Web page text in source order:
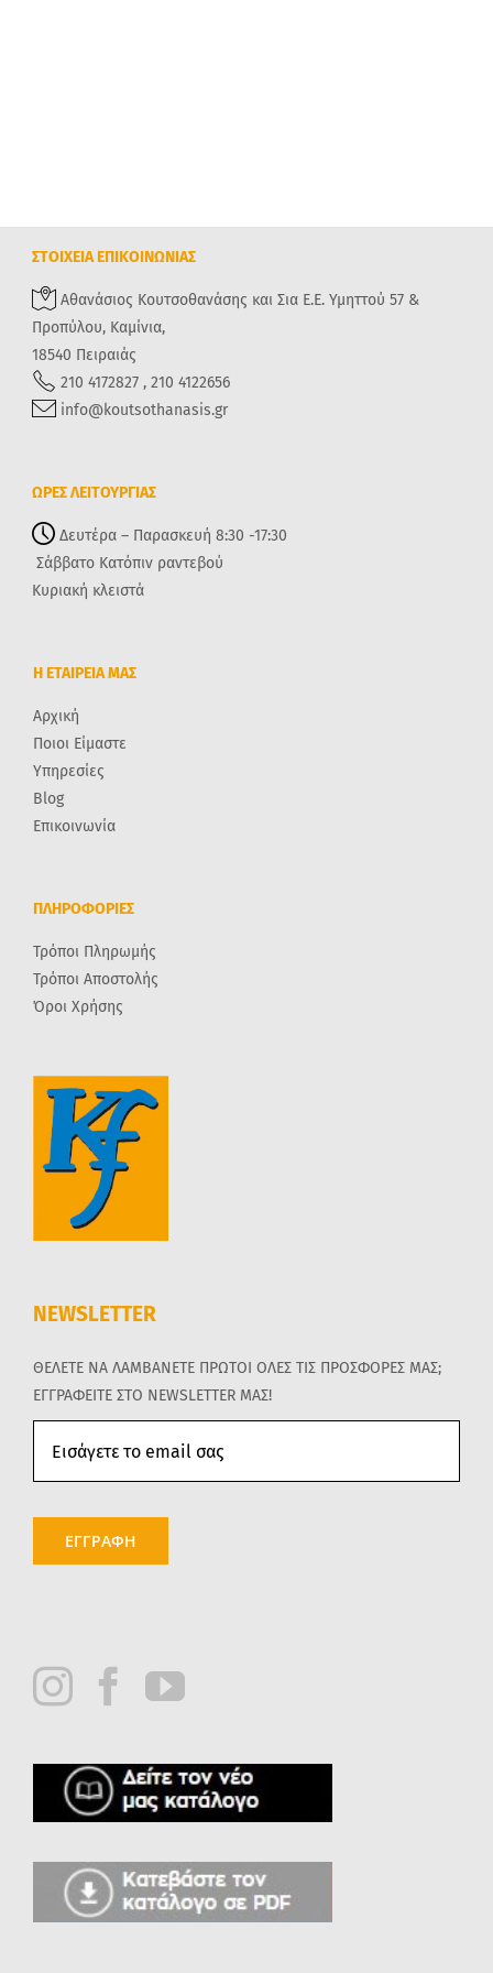
ΣΤΟΙΧΕΙΑ ΕΠΙΚΟΙΝΩΝΙΑΣ
Αθανάσιος Κουτσοθανάσης και Σια Ε.Ε. Υμηττού 57 &
Προπύλου, Καμίνια,
18540 Πειραιάς
210 4172827 , 210 4122656
info@koutsothanasis.gr
ΩΡΕΣ ΛΕΙΤΟΥΡΓΙΑΣ
Δευτέρα – Παρασκευή 8:30 -17:30
Σάββατο Κατόπιν ραντεβού
Κυριακή κλειστά
Η ΕΤΑΙΡΕΙΑ ΜΑΣ
Αρχική
Ποιοι Είμαστε
Υπηρεσίες
Blog
Επικοινωνία
ΠΛΗΡΟΦΟΡΙΕΣ
Τρόποι Πληρωμής
Τρόποι Αποστολής
Όροι Χρήσης
NEWSLETTER
ΘΕΛΕΤΕ ΝΑ ΛΑΜΒΑΝΕΤΕ ΠΡΩΤΟΙ ΟΛΕΣ ΤΙΣ ΠΡΟΣΦΟΡΕΣ ΜΑΣ;
ΕΓΓΡΑΦΕΙΤΕ ΣΤΟ NEWSLETTER ΜΑΣ!
ΕΓΓΡΑΦΗ